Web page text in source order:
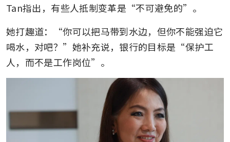
Tan指出，有些人抵制变革是“不可避免的”。
她打趣道：“你可以把马带到水边，但你不能强迫它
喝水，对吧？”她补充说，银行的目标是“保护工
人，而不是工作岗位”。